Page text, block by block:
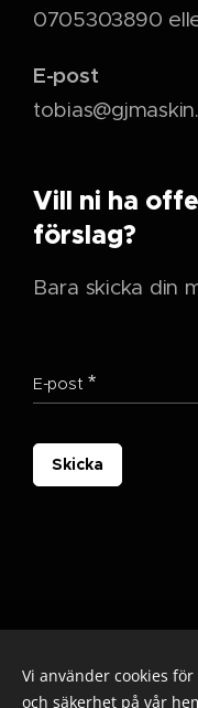
0705303890
E-post
Vill ni ha
förslag?
Bara skicka din
E-post
Skicka
Vi använder cookies
och säkerhet på vår